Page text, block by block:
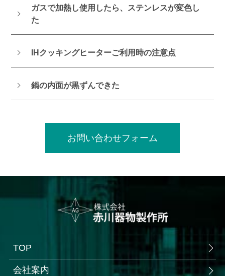
ガスで加熱し使用したら、ステンレスが変色し
た
IHクッキングヒーターご利用時の注意点
鍋の内面が黒ずんできた
お問い合わせフォーム
TOP
会社案内